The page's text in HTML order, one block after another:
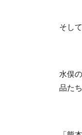
そし
水俣
品た